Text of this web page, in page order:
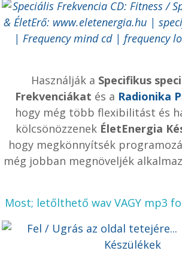
Használják a Specifikus
Frekvenciákat és a Radionika
hogy még több flexibilitást és
kölcsönözzenek ÉletEnergia
hogy megkönnyítsék
még jobban megnöveljék
Most; letőlthető wav VAGY mp3